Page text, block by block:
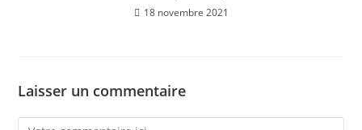
18 novembre 2021
Laisser un commentaire
Comment